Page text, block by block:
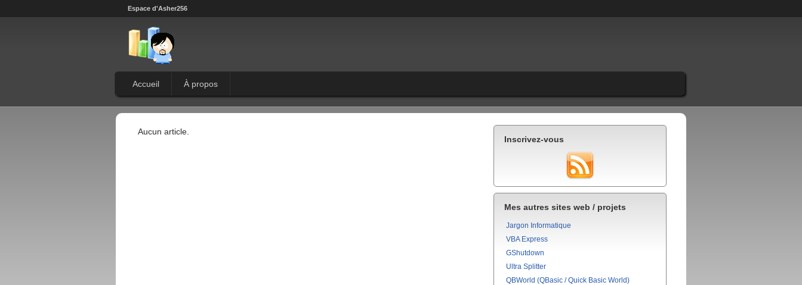
Espace d'Asher256
Accueil À propos
Aucun article.
Inscrivez-vous
Mes autres sites web / projets
Jargon Informatique
VBA Express
GShutdown
Ultra Splitter
QBWorld (QBasic / Quick Basic World)